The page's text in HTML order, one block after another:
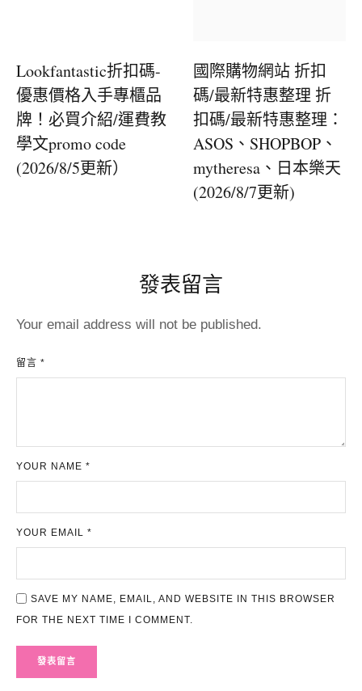
Lookfantastic折扣碼-
優惠價格入手專櫃品
牌！必買介紹/運費教
學文promo code
(2026/8/5更新）
國際購物網站 折扣
碼/最新特惠整理 折
扣碼/最新特惠整理：
ASOS、SHOPBOP、
mytheresa、日本樂天
(2026/8/7更新)
發表留言
Your email address will not be published.
留言 *
YOUR NAME *
YOUR EMAIL *
SAVE MY NAME, EMAIL, AND WEBSITE IN THIS BROWSER
FOR THE NEXT TIME I COMMENT.